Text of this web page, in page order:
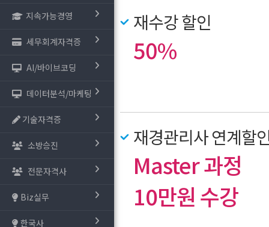
지속가능경영
세무회계자격증
AI/바이브코딩
데이터분석/마케팅
기술자격증
소방승진
전문자격사
Biz실무
한국사
재수강 할인
50%
재경관리사 연계할
Master 과정
10만원 수강